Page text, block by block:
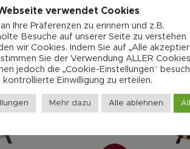
verwendet Cookies
Ihre Präferenzen zu erinnern und z.B.
Besuche auf unserer Seite zu verstehen
wir Cookies. Indem Sie auf „Alle
stimmen Sie der Verwendung ALLER
jedoch die „Cookie-Einstellungen“
kontrollierte Einwilligung zu erteilen.
Mehr dazu Alle ablehnen